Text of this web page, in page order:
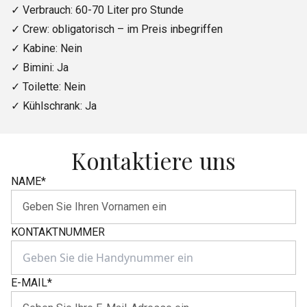
✓ Verbrauch: 60-70 Liter pro Stunde
✓ Crew: obligatorisch – im Preis inbegriffen
✓ Kabine: Nein
✓ Bimini: Ja
✓ Toilette: Nein
✓ Kühlschrank: Ja
Kontaktiere uns
NAME*
KONTAKTNUMMER
E-MAIL*